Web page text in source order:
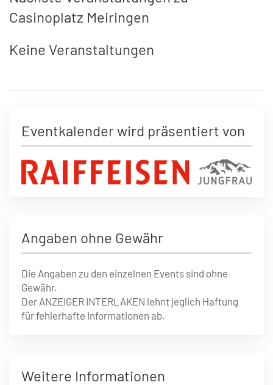
Casinoplatz Meiringen
Keine Veranstaltungen
Eventkalender wird präsentiert von
Angaben ohne Gewähr
Die Angaben zu den einzelnen Events sind ohne
Gewähr.
Der ANZEIGER INTERLAKEN lehnt jeglich Haftung
für fehlerhafte Informationen ab.
Weitere Informationen